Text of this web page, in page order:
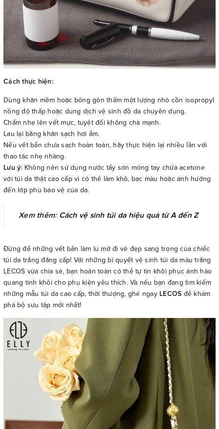
Cách thực hiện:
Dùng khăn mềm hoặc bông gòn thấm một lượng nhỏ cồn isopropyl
nồng độ thấp hoặc dung dịch vệ sinh đồ da chuyên dụng.
Chấm nhẹ lên vết mực, tuyệt đối không chà mạnh.
Lau lại bằng khăn sạch hơi ẩm.
Nếu vết bẩn chưa sạch hoàn toàn, hãy thực hiện lại nhiều lần với
thao tác nhẹ nhàng.
Lưu ý: Không nên sử dụng nước tẩy sơn móng tay chứa acetone
với túi da thật cao cấp vì có thể làm khô, bạc màu hoặc ảnh hưởng
đến lớp phủ bảo vệ của da.
Xem thêm: Cách vệ sinh túi da hiệu quả từ A đến Z
Đừng để những vết bẩn làm lu mờ đi vẻ đẹp sang trọng của chiếc
túi da trắng đẳng cấp! Với những bí quyết vệ sinh túi da màu trắng
LECOS vừa chia sẻ, bạn hoàn toàn có thể tự tin khôi phục ánh hào
quang tinh khôi cho phụ kiện yêu thích. Và nếu bạn đang tìm kiếm
những mẫu túi da cao cấp, thời thượng, ghé ngay LECOS để khám
phá bộ sưu tập mới nhất!